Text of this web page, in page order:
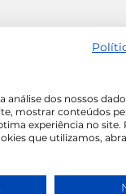
Autores
Técnica
de Privacidade
análise dos nossos
mostrar conteúdos
experiência no site.
que utilizamos,